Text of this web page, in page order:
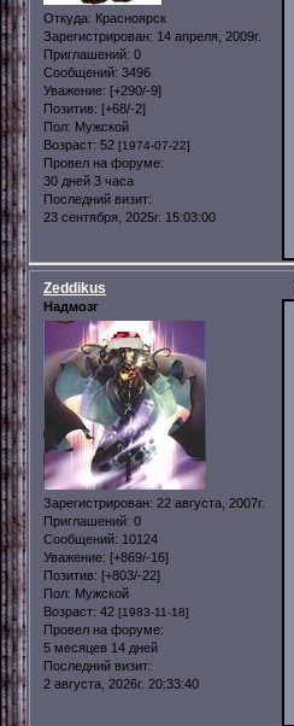
Откуда: Красноярск
Зарегистрирован: 14 апреля, 2009г.
Приглашений: 0
Сообщений: 3496
Уважение: [+290/-9]
Позитив: [+68/-2]
Пол: Мужской
Возраст: 52 [1974-07-22]
Провел на форуме:
30 дней 3 часа
Последний визит:
23 сентября, 2025г. 15:03:00
Zeddikus
Надмозг
Зарегистрирован: 22 августа, 2007г.
Приглашений: 0
Сообщений: 10124
Уважение: [+869/-16]
Позитив: [+803/-22]
Пол: Мужской
Возраст: 42 [1983-11-18]
Провел на форуме:
5 месяцев 14 дней
Последний визит:
2 августа, 2026г. 20:33:40